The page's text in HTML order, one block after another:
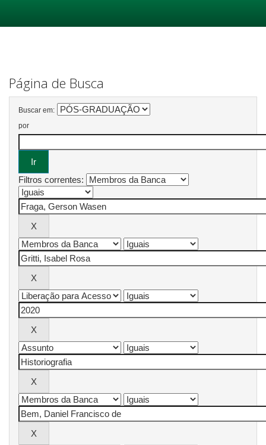
Página de Busca
Buscar em:
por
Filtros correntes: